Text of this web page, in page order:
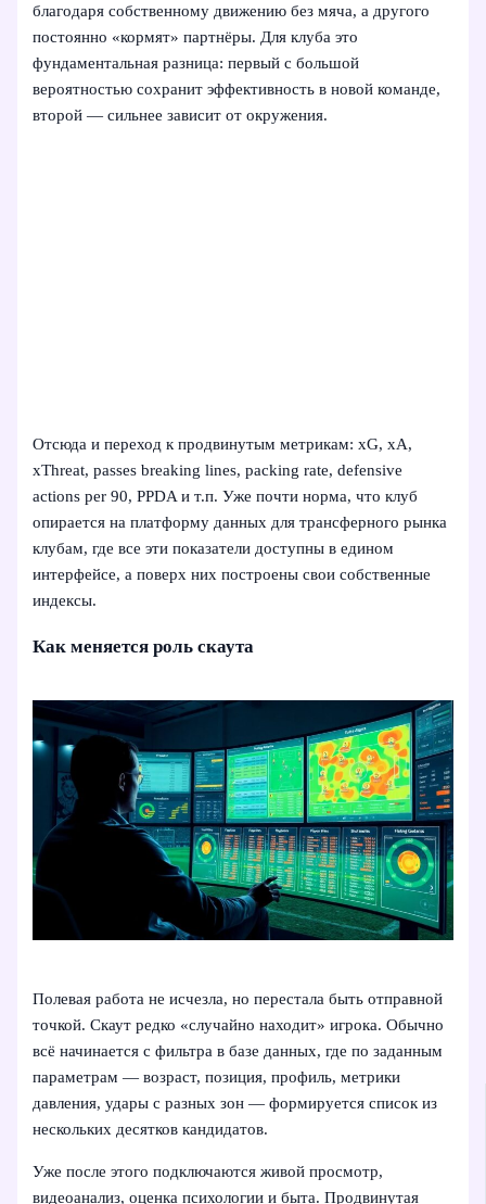
благодаря собственному движению без мяча, а другого
постоянно «кормят» партнёры. Для клуба это
фундаментальная разница: первый с большой
вероятностью сохранит эффективность в новой команде,
второй — сильнее зависит от окружения.
Отсюда и переход к продвинутым метрикам: xG, xA,
xThreat, passes breaking lines, packing rate, defensive
actions per 90, PPDA и т.п. Уже почти норма, что клуб
опирается на платформу данных для трансферного рынка
клубам, где все эти показатели доступны в едином
интерфейсе, а поверх них построены свои собственные
индексы.
Как меняется роль скаута
Полевая работа не исчезла, но перестала быть отправной
точкой. Скаут редко «случайно находит» игрока. Обычно
всё начинается с фильтра в базе данных, где по заданным
параметрам — возраст, позиция, профиль, метрики
давления, удары с разных зон — формируется список из
нескольких десятков кандидатов.
Уже после этого подключаются живой просмотр,
видеоанализ, оценка психологии и быта. Продвинутая